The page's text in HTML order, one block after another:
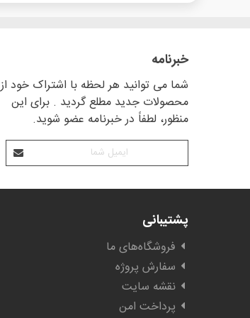
خبرنامه
شما می توانید هر لحظه با اشتراک خود از
محصولات جدید مطلع گردید . برای این
منظور، لطفاً در خبرنامه عضو شوید.
پشتیبانی
فروشگاه‌های ما
سفارش پروژه
نقشه سایت
پرداخت امن